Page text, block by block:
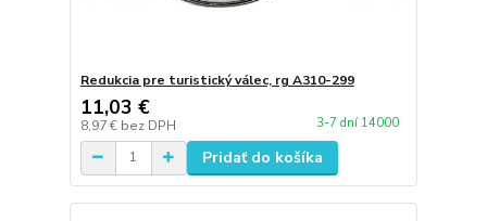
Redukcia pre turistický válec, rg A310-299
11,03 €
8,97 € bez DPH 3-7 dní 14000
Pridať do košíka